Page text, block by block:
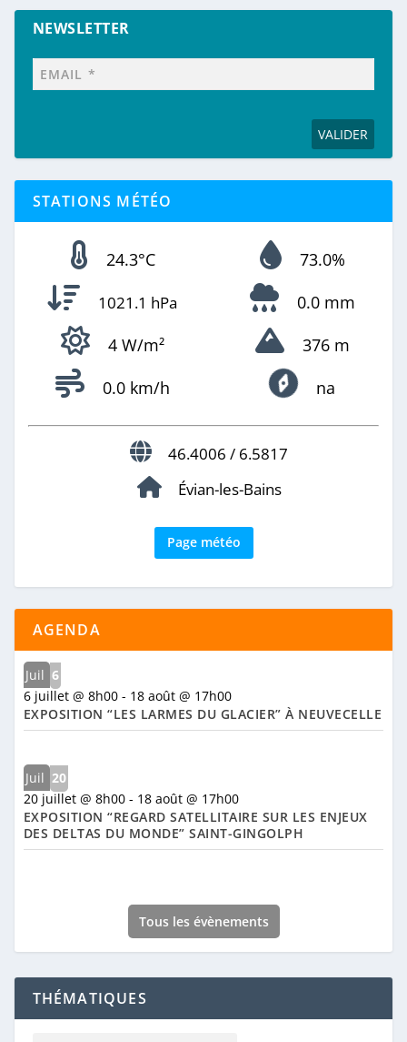
NEWSLETTER
STATIONS MÉTÉO
24.3°C 73.0%
1021.1 hPa
0.0 mm
4 W/m²
376 m
0.0 km/h
na
46.4006 / 6.5817
Évian-les-Bains
Page météo
AGENDA
Juil 6
6 juillet @ 8h00- 18 août @ 17h00
EXPOSITION “LES LARMES DU GLACIER” À NEUVECELLE
Juil 20
20 juillet @ 8h00- 18 août @ 17h00
EXPOSITION “REGARD SATELLITAIRE SUR LES ENJEUX
DES DELTAS DU MONDE” SAINT-GINGOLPH
Tous les évènements
THÉMATIQUES